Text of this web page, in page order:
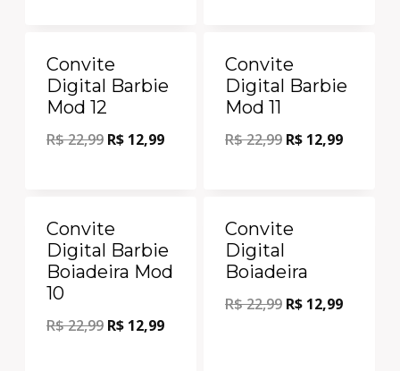
Convite
Digital Barbie
Mod 12
R$22,99 R$ 12,99
Convite
Digital Barbie
Mod 11
R$22,99 R$ 12,99
Convite
Digital Barbie
Boiadeira Mod
10
R$22,99 R$ 12,99
Convite
Digital
Boiadeira
R$22,99 R$ 12,99